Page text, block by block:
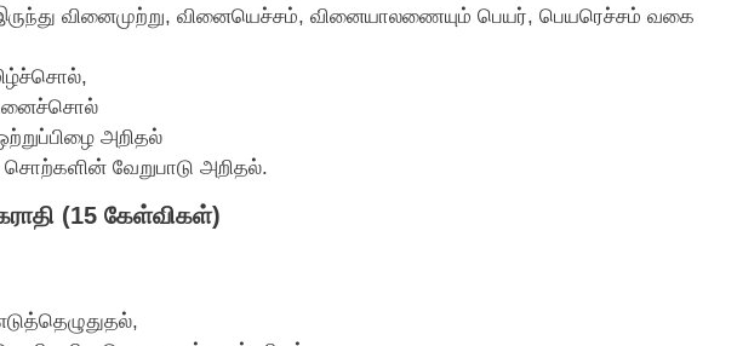
வினைமுற்று, வினையெச்சம்‌, வினையாலணையும்‌ பெயர்‌, பெயரெச்சம்‌ வகை
அறிதல்‌
வேறுபாடு அறிதல்‌.
(15 கேள்விகள்‌)